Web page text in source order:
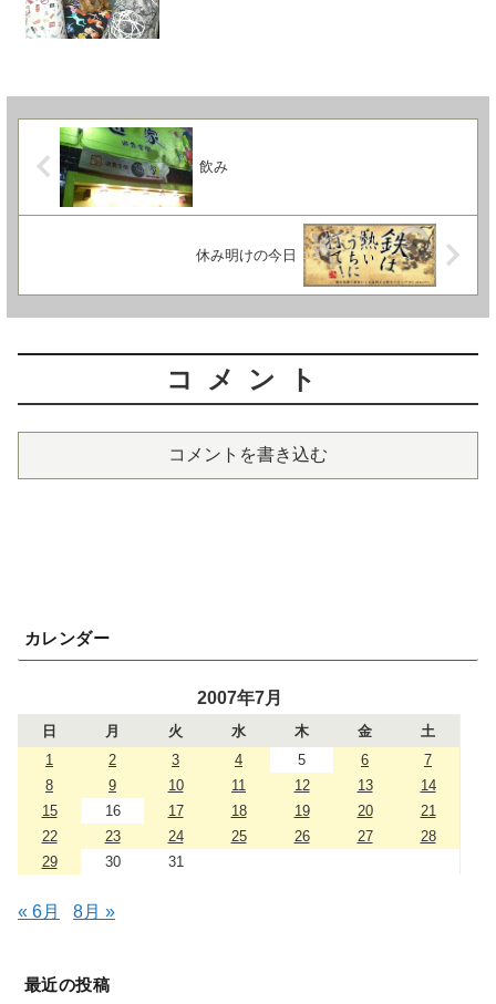
飲み
休み明けの今日
コメント
コメントを書き込む
カレンダー
2007年7月
日 月 火 水 木 金
土
1
2 3 4 5 6
7
8
9 10 11 12 13
14
15
16 17 18 19 20
21
22
23 24 25 26 27
28
29
30 31
« 6月 8月 »
最近の投稿